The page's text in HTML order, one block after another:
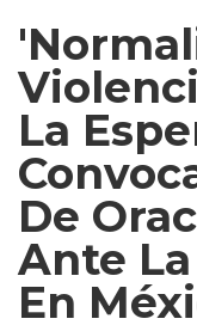
La
De
Ante
En